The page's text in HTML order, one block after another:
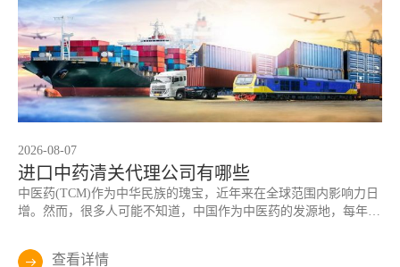
2026-08-07
进口中药清关代理公司有哪些
中医药(TCM)作为中华民族的瑰宝，近年来在全球范围内影响力日
增。然而，很多人可能不知道，中国作为中医药的发源地，每年也
以及植物提取物，用于制药、保健食品或中医临床。
查看详情